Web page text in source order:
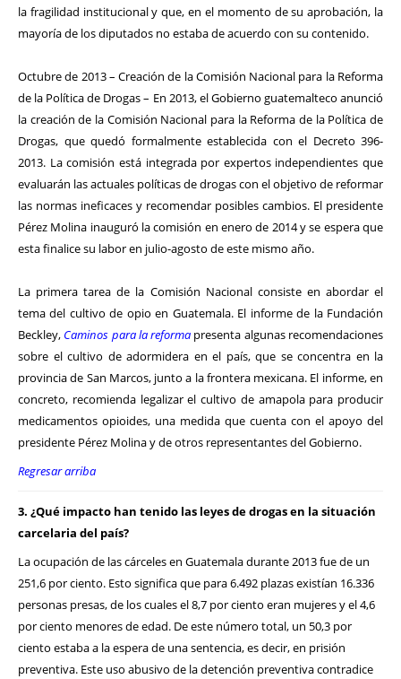
la fragilidad institucional y que, en el momento de su aprobación, la
mayoría de los diputados no estaba de acuerdo con su contenido.
Octubre de 2013 – Creación de la Comisión Nacional para la Reforma
de la Política de Drogas – En 2013, el Gobierno guatemalteco anunció
la creación de la Comisión Nacional para la Reforma de la Política de
Drogas, que quedó formalmente establecida con el Decreto 396-
2013. La comisión está integrada por expertos independientes que
evaluarán las actuales políticas de drogas con el objetivo de reformar
las normas ineficaces y recomendar posibles cambios. El presidente
Pérez Molina inauguró la comisión en enero de 2014 y se espera que
esta finalice su labor en julio-agosto de este mismo año.
La primera tarea de la Comisión Nacional consiste en abordar el
tema del cultivo de opio en Guatemala. El informe de la Fundación
Beckley, Caminos para la reforma presenta algunas recomendaciones
sobre el cultivo de adormidera en el país, que se concentra en la
provincia de San Marcos, junto a la frontera mexicana. El informe, en
concreto, recomienda legalizar el cultivo de amapola para producir
medicamentos opioides, una medida que cuenta con el apoyo del
presidente Pérez Molina y de otros representantes del Gobierno.
Regresar arriba
3. ¿Qué impacto han tenido las leyes de drogas en la situación
carcelaria del país?
La ocupación de las cárceles en Guatemala durante 2013 fue de un
251,6 por ciento. Esto significa que para 6.492 plazas existían 16.336
personas presas, de los cuales el 8,7 por ciento eran mujeres y el 4,6
por ciento menores de edad. De este número total, un 50,3 por
ciento estaba a la espera de una sentencia, es decir, en prisión
preventiva. Este uso abusivo de la detención preventiva contradice